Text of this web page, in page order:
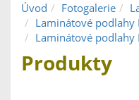
Úvod Fotogalerie
Laminátové podlahy
Laminátové podlahy
Produkty